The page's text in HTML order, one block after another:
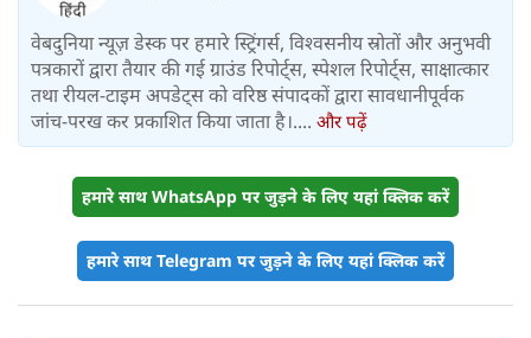
वेबदुनिया न्यूज़ डेस्क पर हमारे स्ट्रिंगर्स, विश्वसनीय स्रोतों और अनुभवी
पत्रकारों द्वारा तैयार की गई ग्राउंड रिपोर्ट्स, स्पेशल रिपोर्ट्स, साक्षात्कार
तथा रीयल-टाइम अपडेट्स को वरिष्ठ संपादकों द्वारा सावधानीपूर्वक
जांच-परख कर प्रकाशित किया जाता है।.... और पढ़ें
हमारे साथ WhatsApp पर जुड़ने के लिए यहां क्लिक करें
हमारे साथ Telegram पर जुड़ने के लिए यहां क्लिक करें